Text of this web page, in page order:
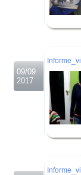
09/09
2017